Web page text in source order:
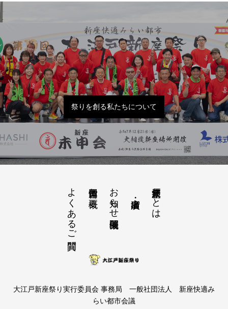
祭りを創る私たちについて
大江戸新座祭りとは
お知らせ開催概要
運営団体と概要
よくあるご質問
大江戸新座祭り実行委員会 事務局 一般社団法人 新座快適み
らい都市会議